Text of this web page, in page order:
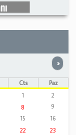
»
Cts
Paz
1
2
8
9
15
16
22
23